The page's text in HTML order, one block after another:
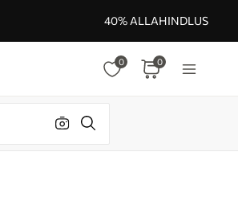
40% ALLAHINDLUS
0 0